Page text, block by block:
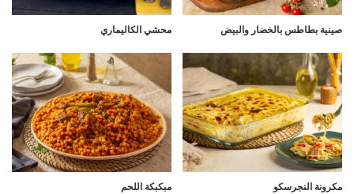
صينية بطاطس بالخضار والبيض محشي الكاليماري
مكرونة النجرسكو مبكبكة اللحم